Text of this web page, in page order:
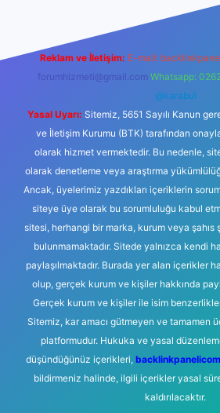
Reklam ve İletişim: E-mail:
forumhizmeti@gmail.com Whatsapp:
@karabul
Yasal Uyarı: Sitemiz, 5651 Sayılı Kanun
ve İletişim Kurumu (BTK) tarafından
olarak hizmet vermektedir. Bu nedenle,
olarak denetleme veya araştırma
Ancak, üyelerimiz yazdıkları içeriklerin
siteye üye olarak bu sorumluluğu kabul
sitesi, herhangi bir marka, kurum veya şahıs
bulunmamaktadır. Sitede yalnızca kendi
paylaşılmaktadır. Burada yer alan içerikler
olup, gerçek kurum ve kişiler hakkında
Gerçek kurum ve kişiler ile isim
Sitemiz, kar amacı gütmeyen ve tamamen
platformudur. Hukuka ve yasal
düşündüğünüz içerikleri,
bildirmeniz halinde, ilgili içerikler yasal
kaldırılacaktır.